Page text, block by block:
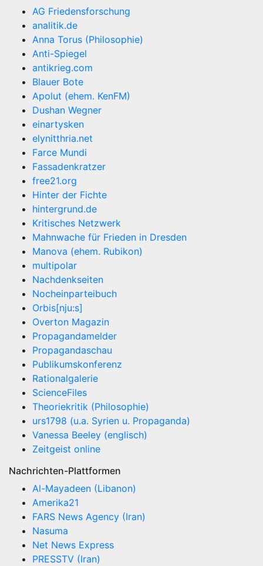
AG Friedensforschung
analitik.de
Anna Torus (Philosophie)
Anti-Spiegel
antikrieg.com
Blauer Bote
Apolut (ehem. KenFM)
Dushan Wegner
einartysken
elynitthria.net
Farce Mundi
Fassadenkratzer
free21.org
Hinter der Fichte
hintergrund.de
Kritisches Netzwerk
Mahnwache für Frieden in Dresden
Manova (ehem. Rubikon)
multipolar
Nachdenkseiten
Nocheinparteibuch
Orbis[nju:s]
Overton Magazin
Propagandamelder
Propagandaschau
Publikumskonferenz
Rationalgalerie
ScienceFiles
Theoriekritik (Philosophie)
urs1798 (u.a. Syrien u. Propaganda)
Vanessa Beeley (englisch)
Zeitgeist online
Nachrichten-Plattformen
Al-Mayadeen (Libanon)
Amerika21
FARS News Agency (Iran)
Nasuma
Net News Express
PRESSTV (Iran)